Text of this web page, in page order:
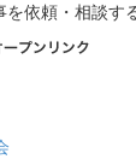
依頼・相談す